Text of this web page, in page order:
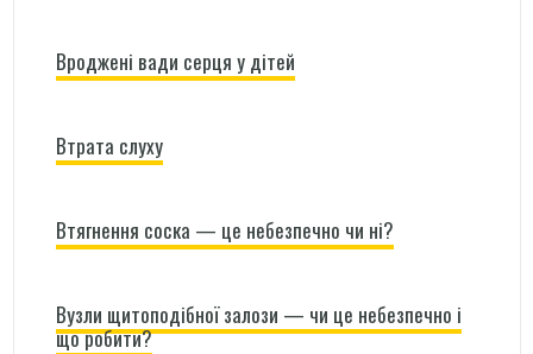
Вроджені вади серця у дітей
Втрата слуху
Втягнення соска — це небезпечно чи ні?
Вузли щитоподібної залози — чи це небезпечно і
що робити?